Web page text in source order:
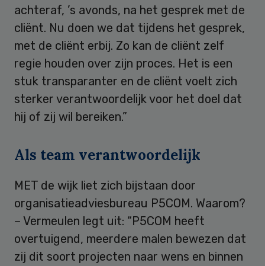
achteraf, ’s avonds, na het gesprek met de
cliënt. Nu doen we dat tijdens het gesprek,
met de cliënt erbij. Zo kan de cliënt zelf
regie houden over zijn proces. Het is een
stuk transparanter en de cliënt voelt zich
sterker verantwoordelijk voor het doel dat
hij of zij wil bereiken.”
Als team verantwoordelijk
MET de wijk liet zich bijstaan door
organisatieadviesbureau P5COM. Waarom?
– Vermeulen legt uit: “P5COM heeft
overtuigend, meerdere malen bewezen dat
zij dit soort projecten naar wens en binnen